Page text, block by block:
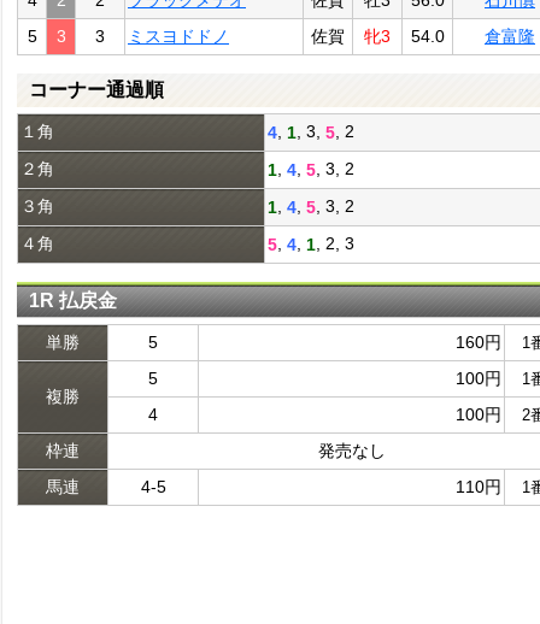
5
3 3 ミスヨドドノ 佐賀 牝3 54.0 倉富隆
コーナー通過順
１角 4 1 , 3, 5 , 2
２角
1 4 5 , 3, 2
３角
1 4 5 , 3, 2
４角
5 4 1 , 2, 3
1R 払戻金
単勝 5 160円 1
複勝
5 100円 1
4 100円 2
枠連
発売なし
馬連
4-5 110円 1